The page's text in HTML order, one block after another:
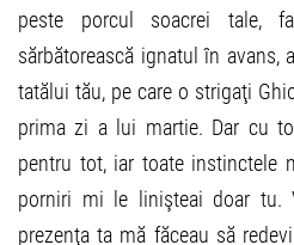
peste porcul soacrei tale,
sărbătorească ignatul în avans,
tatălui tău, pe care o strigaţi
prima zi a lui martie. Dar cu
pentru tot, iar toate instinctele
porniri mi le linişteai doar tu.
prezenţa ta mă făceau să